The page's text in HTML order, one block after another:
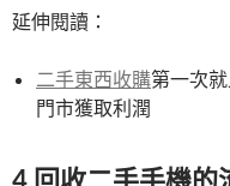
延伸閱讀：
二手東西收購第一次
門市獲取利潤
4.回收二手手機的